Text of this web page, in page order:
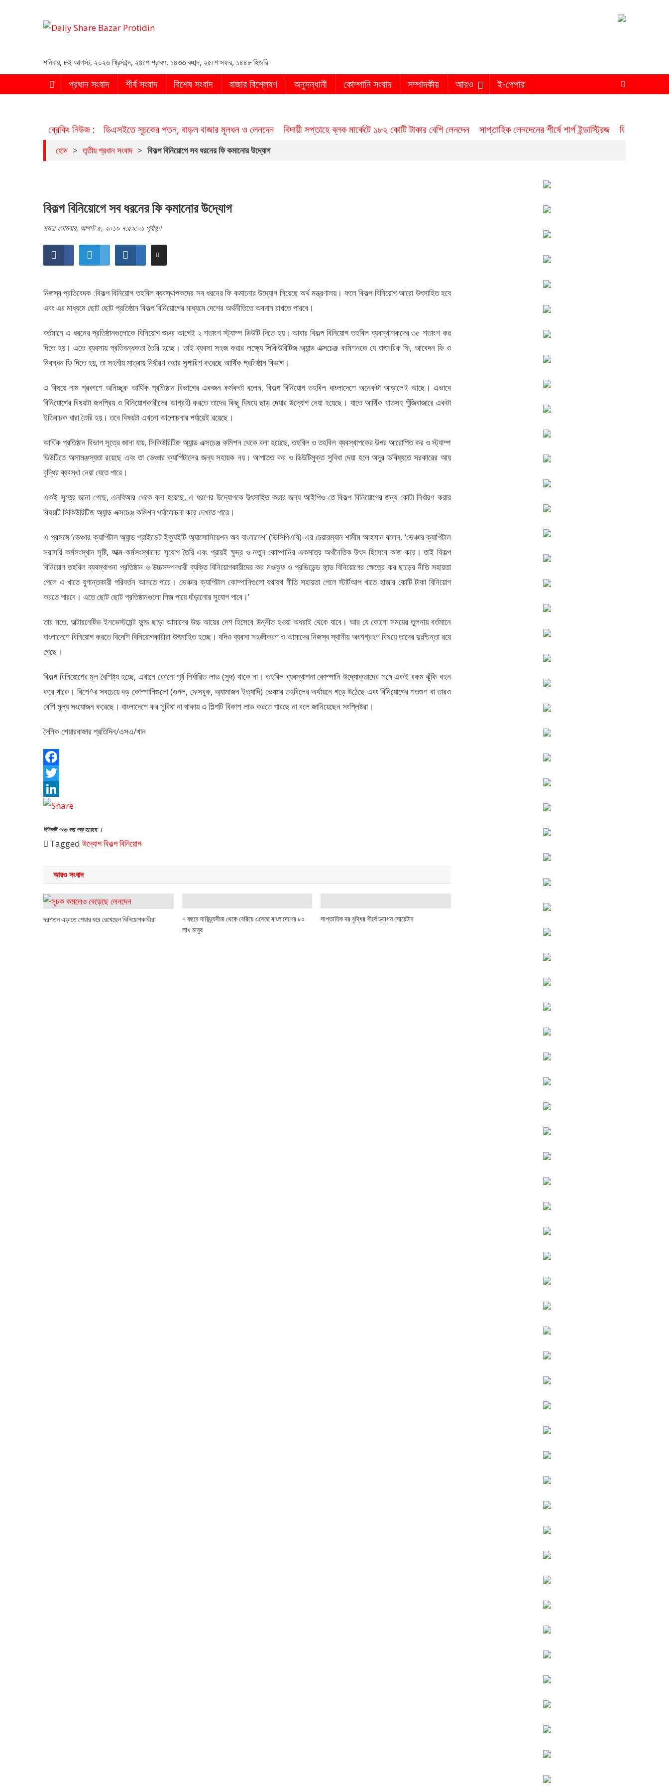
শনিবার, ৮ই আগস্ট, ২০২৬ খ্রিস্টাব্দ, ২৪শে শ্রাবণ, ১৪৩৩ বঙ্গাব্দ, ২৫শে সফর, ১৪৪৮ হিজরি
প্রধান সংবাদ শীর্ষ সংবাদ বিশেষ সংবাদ বাজার বিশ্লেষণ অনুসন্ধানী কোম্পানি সংবাদ সম্পাদকীয় আরও ই-পেপার
ব্রেকিং নিউজ : ডিএসইতে সূচকের পতন, বাড়ল বাজার মূলধন ও লেনদেন বিদায়ী সপ্তাহে ব্লক মার্কেটে ১৮২ কোটি টাকার বেশি লেনদেন সাপ্তাহিক লেনদেনের শীর্ষে শার্প ইন্ডাস্ট্রিজ ডিএসইতে
হোম > তৃতীয় প্রধান সংবাদ > বিকল্প বিনিয়োগে সব ধরনের ফি কমানোর উদ্যোগ
বিকল্প বিনিয়োগে সব ধরনের ফি কমানোর উদ্যোগ
সময়: সোমবার, আগস্ট ৫, ২০১৯ ৭:৫৯:০১ পূর্বাহ্ণ
নিজস্ব প্রতিবেদক :বিকল্প বিনিয়োগ তহবিল ব্যবস্থাপকদের সব ধরনের ফি কমানোর উদ্যোগ নিয়েছে অর্থ মন্ত্রণালয়। ফলে বিকল্প বিনিয়োগ আরো উৎসাহিত হবে
এবং এর মাধ্যমে ছোট ছোট প্রতিষ্ঠান বিকল্প বিনিয়োগের মাধ্যমে দেশের অর্থনীতিতে অবদান রাখতে পারবে।
বর্তমানে এ ধরনের প্রতিষ্ঠানগুলোকে বিনিয়োগ শুরুর আগেই ২ শতাংশ স্ট্যাম্প ডিউটি দিতে হয়। আবার বিকল্প বিনিয়োগ তহবিল ব্যবস্থাপকদের ৩৫ শতাংশ কর
দিতে হয়। এতে ব্যবসায় প্রতিবন্ধকতা তৈরি হচ্ছে। তাই ব্যবসা সহজ করার লক্ষ্যে সিকিউরিটিজ অ্যান্ড এক্সচেঞ্জ কমিশনকে যে বাৎসরিক ফি, আবেদন ফি ও
নিবন্ধন ফি দিতে হয়, তা সহনীয় মাত্রায় নির্ধারণ করার সুপারিশ করেছে আর্থিক প্রতিষ্ঠান বিভাগ।
এ বিষয়ে নাম প্রকাশে অনিচ্ছুক আর্থিক প্রতিষ্ঠান বিভাগের একজন কর্মকর্তা বলেন, বিকল্প বিনিয়োগ তহবিল বাংলাদেশে অনেকটা আড়ালেই আছে। এভাবে
বিনিয়োগের বিষয়টা জনপ্রিয় ও বিনিয়োগকারীদের আগ্রহী করতে তাদের কিছু বিষয়ে ছাড় দেয়ার উদ্যোগ নেয়া হয়েছে। যাতে আর্থিক খাতসহ পুঁজিবাজারে একটা
ইতিবাচক ধারা তৈরি হয়। তবে বিষয়টা এখনো আলোচনার পর্যায়েই রয়েছে।
আর্থিক প্রতিষ্ঠান বিভাগ সূত্রে জানা যায়, সিকিউরিটিজ অ্যান্ড এক্সচেঞ্জ কমিশন থেকে বলা হয়েছে, তহবিল ও তহবিল ব্যবস্থাপকের উপর আরোপিত কর ও স্ট্যাম্প
ডিউটিতে অসামঞ্জস্যতা রয়েছে এবং তা ভেঞ্চার ক্যাপিটালের জন্য সহায়ক নয়। আপাতত কর ও ডিউটিমুক্ত সুবিধা দেয়া হলে অদূর ভবিষ্যতে সরকারের আয়
বৃদ্ধির ব্যবস্থা নেয়া যেতে পারে।
একই সূত্রে জানা গেছে, এনবিআর থেকে বলা হয়েছে, এ ধরণের উদ্যোগকে উৎসাহিত করার জন্য আইপিও-তে বিকল্প বিনিয়োগের জন্য কোটা নির্ধারণ করার
বিষয়টি সিকিউরিটিজ অ্যান্ড এক্সচেঞ্জ কমিশন পর্যালোচনা করে দেখতে পারে।
এ প্রসঙ্গে ‘ভেঞ্চার ক্যাপিটাল অ্যান্ড প্রাইভেট ইক্যুইটি অ্যাসোসিয়েশন অব বাংলাদেশ’ (ভিসিপিএবি)-এর চেয়ারম্যান শামীম আহসান বলেন, ‘ভেঞ্চার ক্যাপিটাল
সরাসরি কর্মসংস্থান সৃষ্টি, আত্ম-কর্মসংস্থানের সুযোগ তৈরি এবং প্রায়ই ক্ষুদ্র ও নতুন কোম্পানির একমাত্র অর্থনৈতিক উৎস হিসেবে কাজ করে। তাই বিকল্প
বিনিয়োগ তহবিল ব্যবস্থাপনা প্রতিষ্ঠান ও উচ্চসম্পদধারী ব্যক্তি বিনিয়োগকারীদের কর মওকুফ ও প্রভিডেন্ড ফান্ড বিনিয়োগের ক্ষেত্রে কর ছাড়ের নীতি সহায়তা
পেলে এ খাতে যুগান্তকারী পরিবর্তন আসতে পারে। ভেঞ্চার ক্যাপিটাল কোম্পানিগুলো যথাযথ নীতি সহায়তা পেলে স্টার্টআপ খাতে হাজার কোটি টাকা বিনিয়োগ
করতে পারবে। এতে ছোট ছোট প্রতিষ্ঠানগুলো নিজ পায়ে দাঁড়ানোর সুযোগ পাবে।’
তার মতে, অল্টারনেটিভ ইনভেস্টমেন্ট ফান্ড ছাড়া আমাদের উচ্চ আয়ের দেশ হিসেবে উন্নীত হওয়া অধরাই থেকে যাবে। আর যে কোনো সময়ের তুলনায় বর্তমানে
বাংলাদেশে বিনিয়োগ করতে বিদেশি বিনিয়োগকারীরা উৎসাহিত হচ্ছে। যদিও ব্যবসা সহজীকরণ ও আমাদের নিজস্ব স্থানীয় অংশগ্রহণ বিষয়ে তাদের দুঃশ্চিন্তা রয়ে
গেছে।
বিকল্প বিনিয়োগের মূল বৈশিষ্ট্য হচ্ছে, এখানে কোনো পূর্ব নির্ধারিত লাভ (সুদ) থাকে না। তহবিল ব্যবস্থাপনা কোম্পানি উদ্যোক্তাদের সঙ্গে একই রকম ঝুঁকি বহন
করে থাকে। বিশে^র সবচেয়ে বড় কোম্পানিগুলো (গুগল, ফেসবুক, অ্যামাজন ইত্যাদি) ভেঞ্চার তহবিলের অর্থায়নে গড়ে উঠেছে এবং বিনিয়োগের শতগুণ বা তারও
বেশি মূল্য সংযোজন করেছে। বাংলাদেশে কর সুবিধা না থাকায় এ শিল্পটি বিকাশ লাভ করতে পারছে না বলে জানিয়েছেন সংশ্লিষ্টরা।
দৈনিক শেয়ারবাজার প্রতিদিন/এসএ/খান
Facebook
Twitter
LinkedIn
নিউজটি ৭৩৫ বার পড়া হয়েছে ।
Tagged উদ্যোগবিকল্প বিনিয়োগ
আরও সংবাদ
দরপতন এড়াতে শেয়ার ধরে রেখেছেন বিনিয়োগকারীরা
৭ বছরে দারিদ্র্যসীমা থেকে বেরিয়ে এসেছে বাংলাদেশের ৮০
লাখ মানুষ
সাপ্তাহিক দর বৃদ্ধির শীর্ষে ড্রাগন সোয়েটার